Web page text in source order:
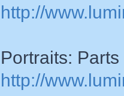
http://
Portraits:
http://